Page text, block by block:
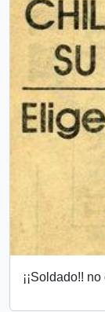
¡¡Soldado!!